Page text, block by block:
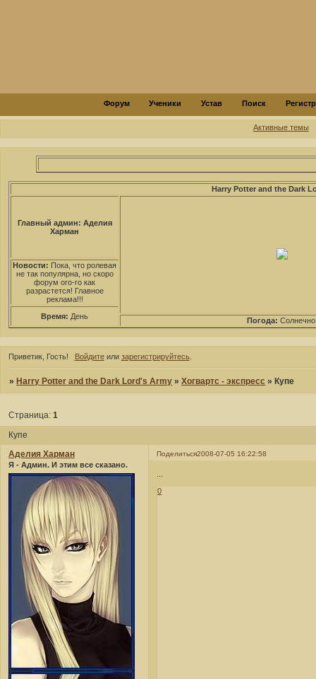
Форум Ученики Устав Поиск
Активные темы
Harry Potter and the Dark
Главный админ: Аделия
Харман
Новости: Пока, что ролевая
не так популярна, но скоро
форум ого-го как
разрастется! Главное
реклама!!!
Время: День Погода:
Приветик, Гость! Войдитеили зарегистрируйтесь.
»Harry Potter and the Dark Lord's Army »Хогвартс - экспресс »Купе
Купе
Страница:1
Поделиться2008-07-05 16:22:58
Аделия Харман
Я - Админ. И этим все сказано.
0